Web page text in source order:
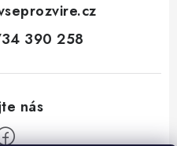
390 258